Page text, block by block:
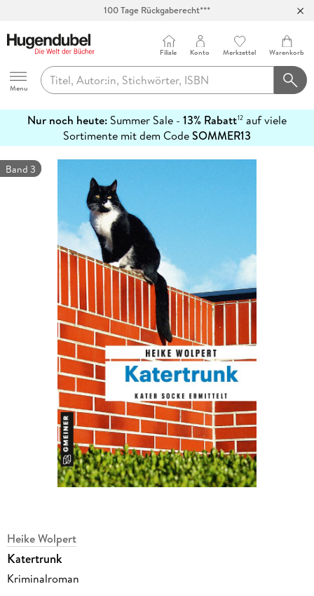
Abholung in über 100 Filialen
Hugendubel
Menu
Filiale Konto Merkzettel Warenkorb
Nur noch heute: Summer Sale - 13% Rabatt12 auf viele
Sortimente mit dem CodeSOMMER13
erfahren
Band 3
Heike Wolpert
Katertrunk
Kriminalroman